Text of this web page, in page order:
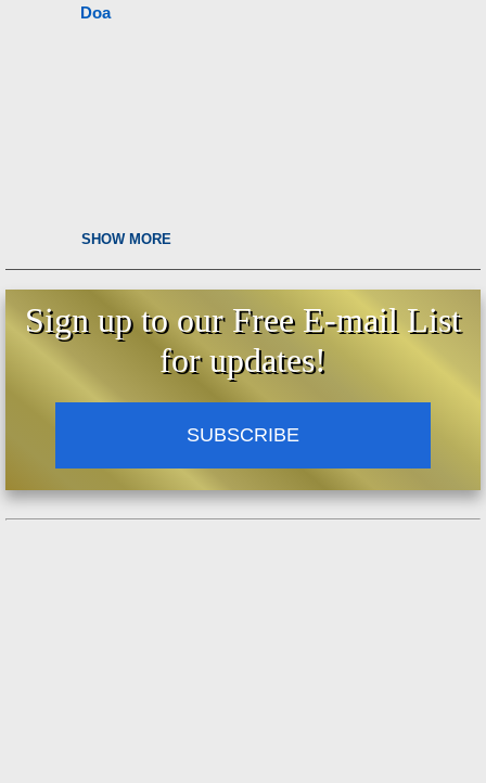
Doa
SHOW MORE
Sign up to our Free E-mail List
for updates!
SUBSCRIBE